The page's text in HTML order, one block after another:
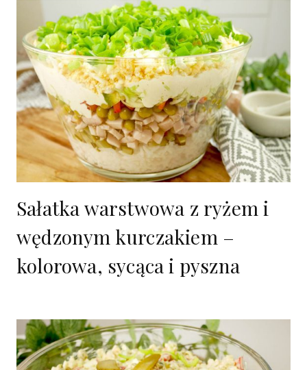
Sałatka warstwowa z ryżem i
wędzonym kurczakiem –
kolorowa, sycąca i pyszna